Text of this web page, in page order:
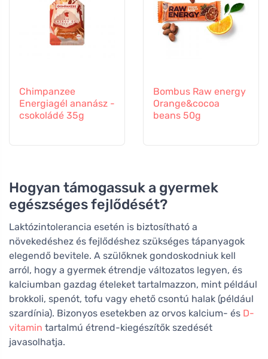
Chimpanzee
Energiagél ananász -
csokoládé 35g
Bombus Raw energy
Orange&cocoa
beans 50g
Hogyan támogassuk a gyermek
egészséges fejlődését?
Laktózintolerancia esetén is biztosítható a
növekedéshez és fejlődéshez szükséges tápanyagok
elegendő bevitele. A szülőknek gondoskodniuk kell
arról, hogy a gyermek étrendje változatos legyen, és
kalciumban gazdag ételeket tartalmazzon, mint például
brokkoli, spenót, tofu vagy ehető csontú halak (például
szardínia). Bizonyos esetekben az orvos kalcium- és D-
vitamin tartalmú étrend-kiegészítők szedését
javasolhatja.